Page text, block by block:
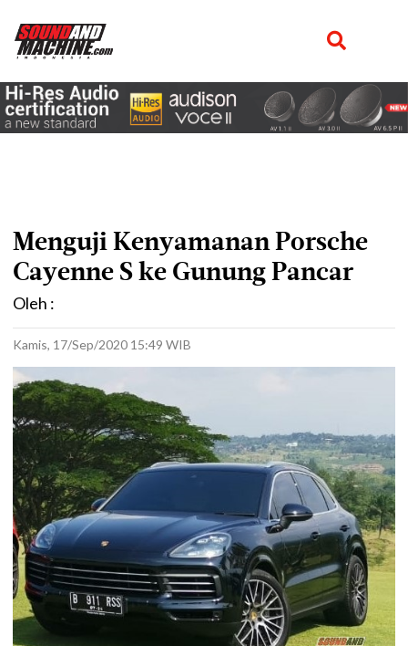
Menguji Kenyamanan Porsche
Cayenne S ke Gunung Pancar
Oleh :
Kamis, 17/Sep/2020 15:49 WIB